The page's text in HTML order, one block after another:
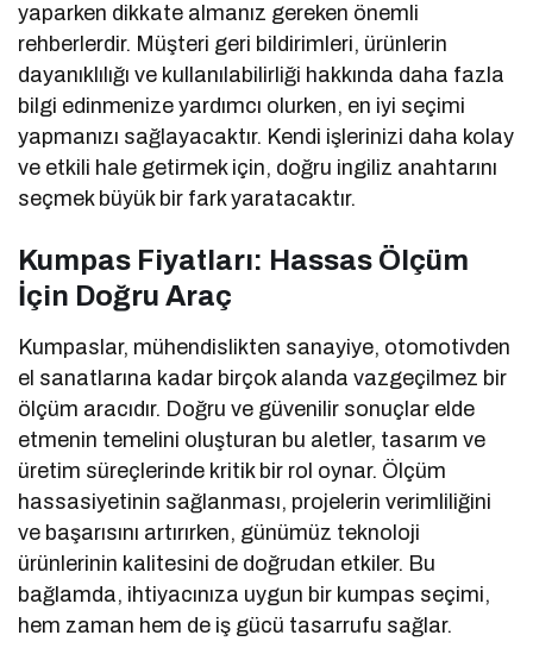
yaparken dikkate almanız gereken önemli
rehberlerdir. Müşteri geri bildirimleri, ürünlerin
dayanıklılığı ve kullanılabilirliği hakkında daha fazla
bilgi edinmenize yardımcı olurken, en iyi seçimi
yapmanızı sağlayacaktır. Kendi işlerinizi daha kolay
ve etkili hale getirmek için, doğru ingiliz anahtarını
seçmek büyük bir fark yaratacaktır.
Kumpas Fiyatları: Hassas Ölçüm
İçin Doğru Araç
Kumpaslar, mühendislikten sanayiye, otomotivden
el sanatlarına kadar birçok alanda vazgeçilmez bir
ölçüm aracıdır. Doğru ve güvenilir sonuçlar elde
etmenin temelini oluşturan bu aletler, tasarım ve
üretim süreçlerinde kritik bir rol oynar. Ölçüm
hassasiyetinin sağlanması, projelerin verimliliğini
ve başarısını artırırken, günümüz teknoloji
ürünlerinin kalitesini de doğrudan etkiler. Bu
bağlamda, ihtiyacınıza uygun bir kumpas seçimi,
hem zaman hem de iş gücü tasarrufu sağlar.